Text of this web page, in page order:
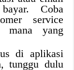
Coba
service
mana yang
di aplikasi
tunggu dulu